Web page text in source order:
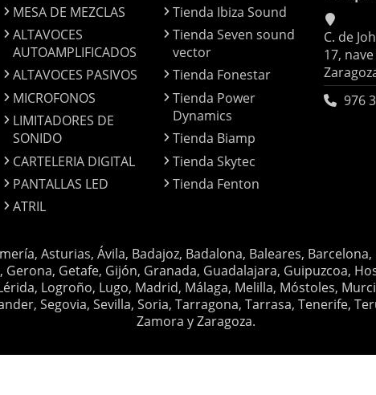
MESA DE MEZCLAS
ALTAVOCES
AUTOAMPLIFICADOS
ALTAVOCES PASIVOS
MICROFONOS
LIMITADORES DE
SONIDO
CARTELERIA DIGITAL
PANTALLAS LED
ATRIL
Tienda Ibiza Sound
Tienda Seven sound
vector
Tienda Fonestar
Tienda Power
Dynamics
Tienda Biamp
Tienda Skytec
Tienda Fenton
C. de
17,
976
Asturias, Ávila, Badajoz, Badalona, Baleares,
Getafe, Gijón, Granada, Guadalajara, Guipuzcoa,
Logroño, Lugo, Madrid, Málaga, Melilla, Móstoles,
Segovia, Sevilla, Soria, Tarragona, Tarrasa, Tenerife,
Zamora y Zaragoza.